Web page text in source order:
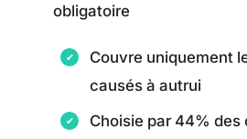
obligatoire
Couvre uniquement
causés à autrui
Choisie par 44%